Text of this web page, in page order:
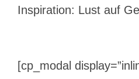
Inspiration: Lust auf
[cp_modal